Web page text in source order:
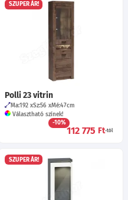
SZUPER ÁR!
Polli 23 vitrin
Ma:192 Sz:56 Mé:47cm
Választható színek!
-10%
112 775 Ft-tól
SZUPER ÁR!